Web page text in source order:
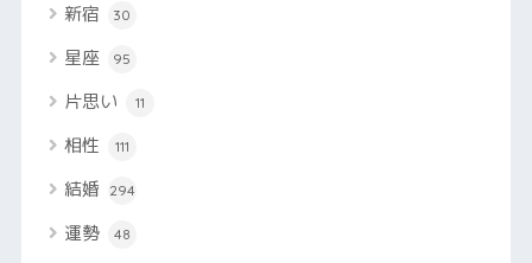
新宿 30
星座 95
片思い 11
相性 111
結婚 294
運勢 48